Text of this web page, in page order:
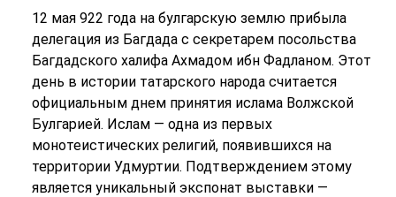
12 мая 922 года на булгарскую землю прибыла
делегация из Багдада с секретарем посольства
Багдадского халифа Ахмадом ибн Фадланом. Этот
день в истории татарского народа считается
официальным днем принятия ислама Волжской
Булгарией. Ислам — одна из первых
монотеистических религий, появившихся на
территории Удмуртии. Подтверждением этому
является уникальный экспонат выставки —